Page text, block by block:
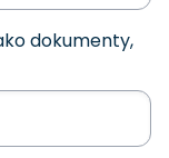
dokumenty,